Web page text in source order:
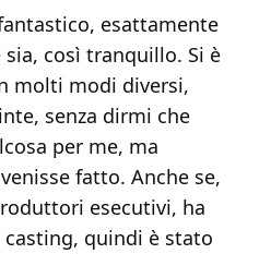
esattamente
sia, così tranquillo. Si è
molti modi diversi,
senza dirmi che
per me, ma
fatto. Anche se,
esecutivi, ha
quindi è stato